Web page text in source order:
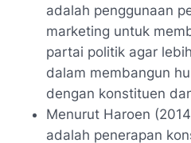
adalah penggunaan
marketing untuk
partai politik agar
dalam membangun
dengan konstituen
Menurut Haroen
adalah penerapan